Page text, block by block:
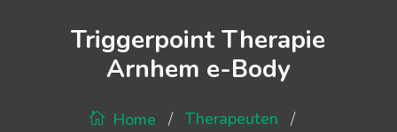
Triggerpoint Therapie
Arnhem e-Body
Home / Therapeuten /